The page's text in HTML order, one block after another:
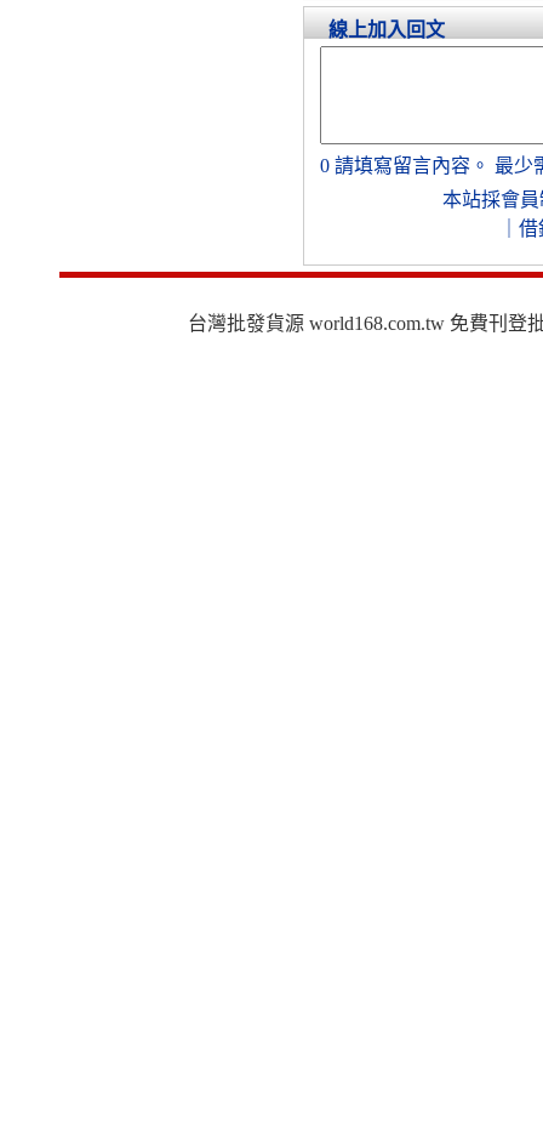
線上加入回文
0 請填寫留言內容。 最少
本站採會員
借
台灣批發貨源 world168.com.tw 免費刊登